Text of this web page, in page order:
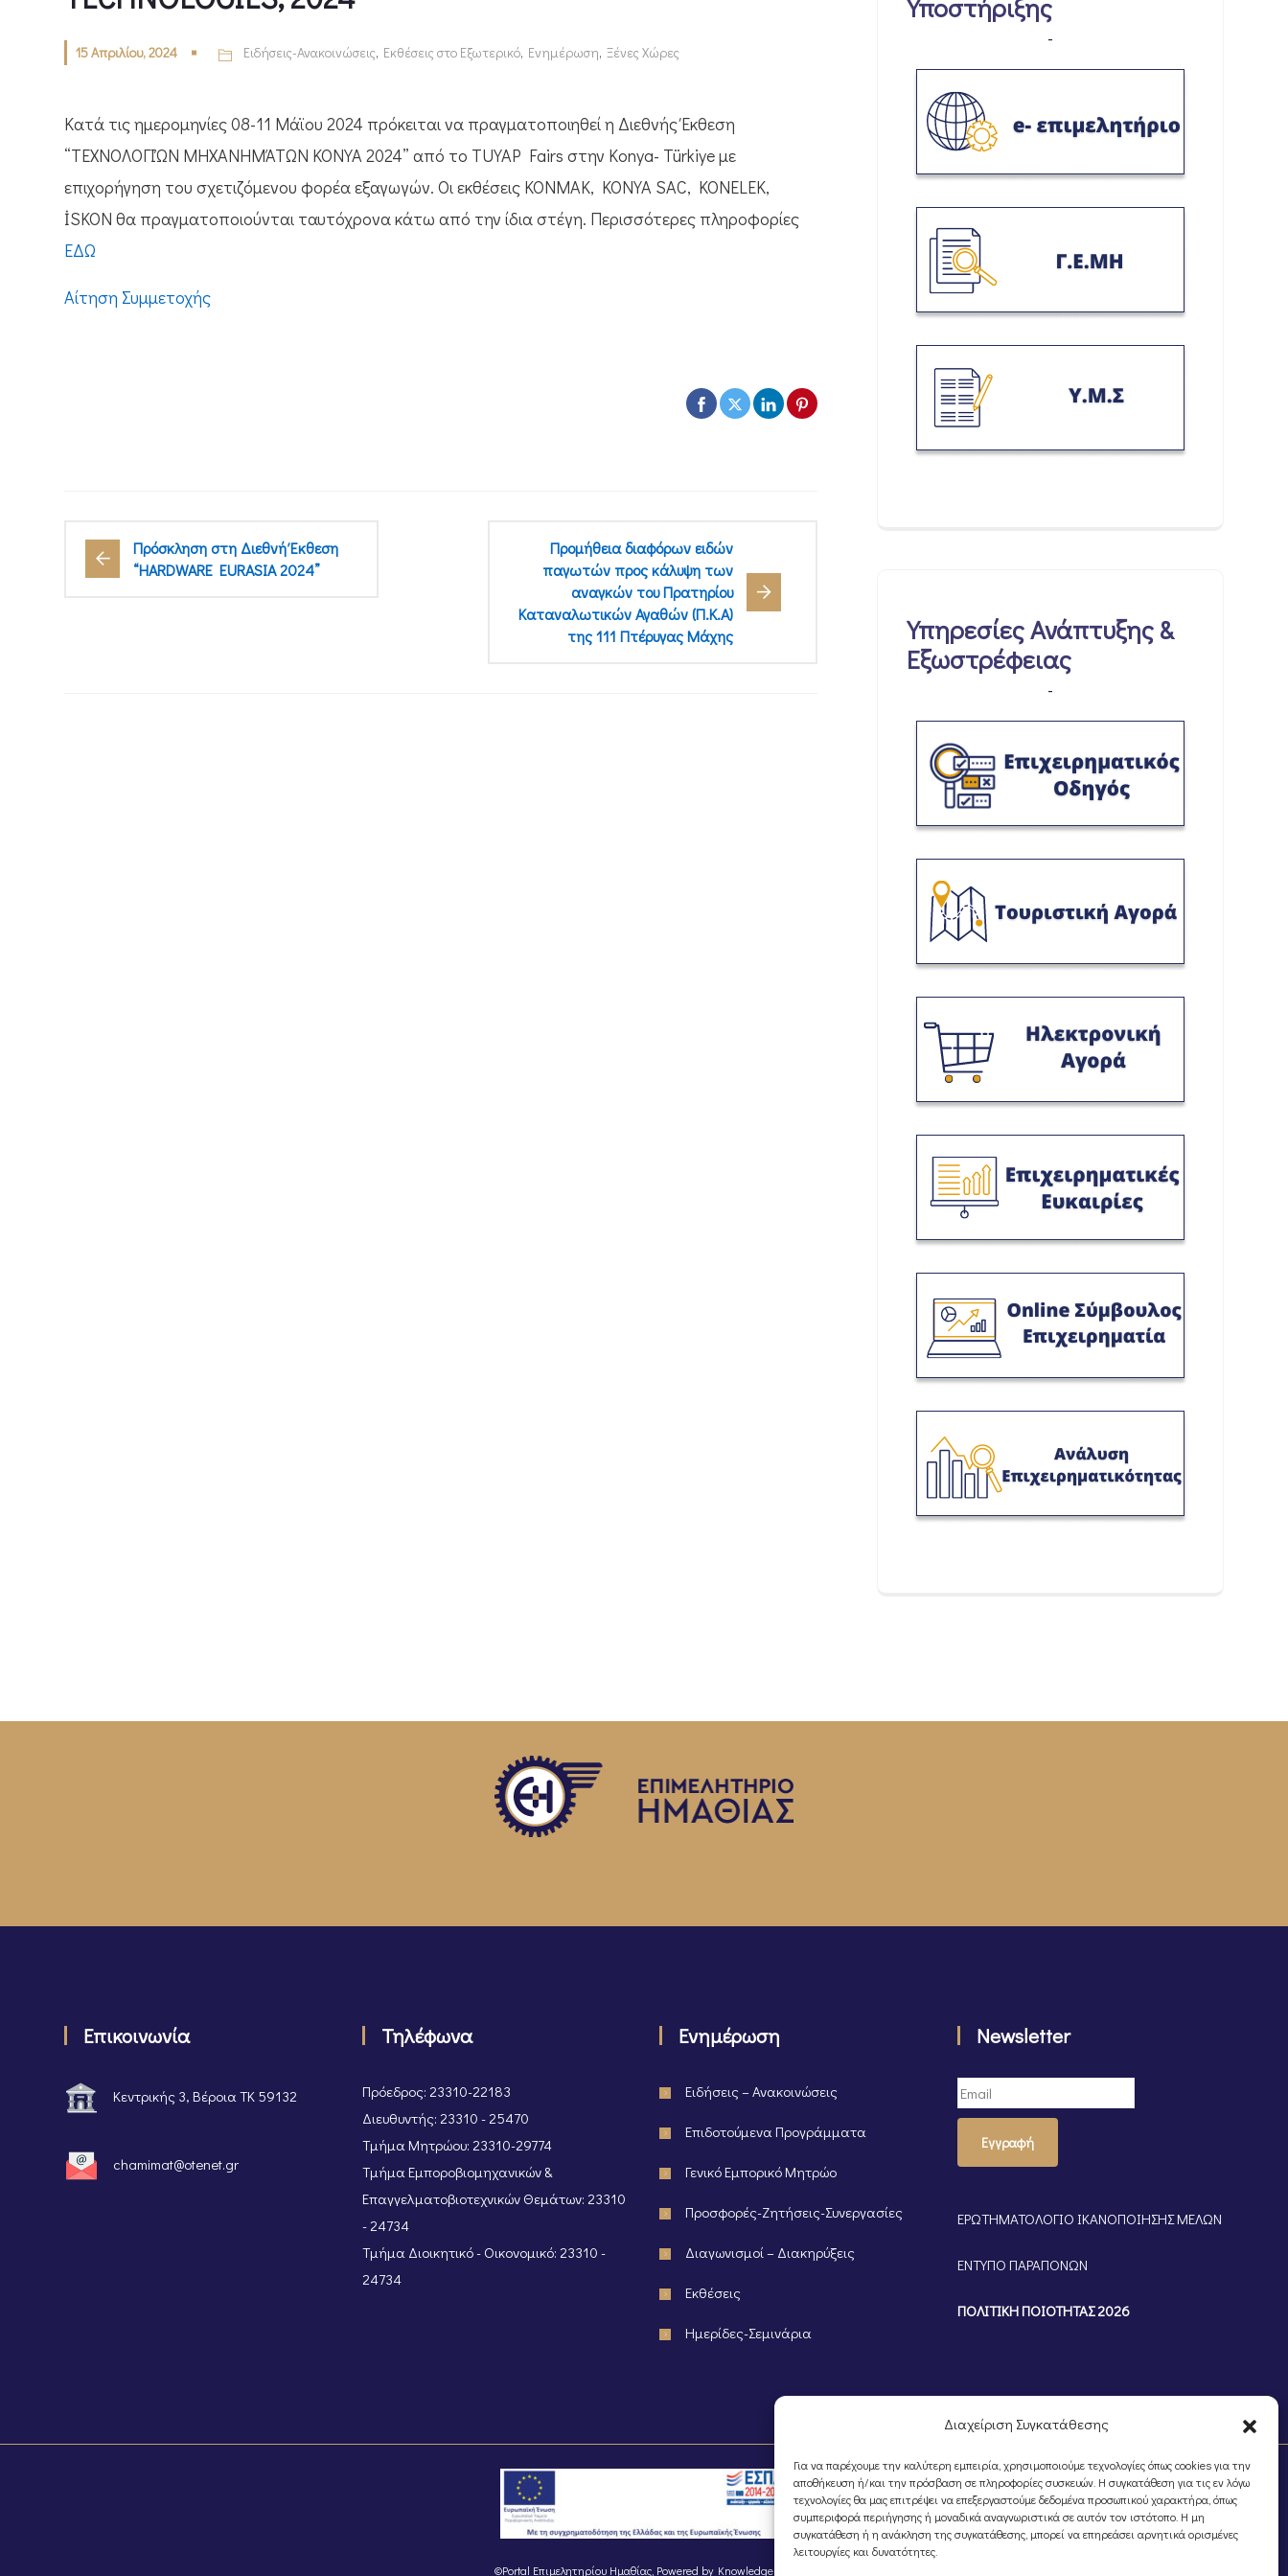
Διαχείριση Συγκατάθεσης
Για να παρέχουμε την καλύτερη εμπειρία, χρησιμοποιούμε τεχνολογίες όπως cookies για την
αποθήκευση ή/και την πρόσβαση σε πληροφορίες συσκευών. Η συγκατάθεση για τις εν λόγω
τεχνολογίες θα μας επιτρέψει να επεξεργαστούμε δεδομένα προσωπικού χαρακτήρα, όπως
συμπεριφορά περιήγησης ή μοναδικά αναγνωριστικά σε αυτόν τον ιστότοπο. Η μη
συγκατάθεση ή η ανάκληση της συγκατάθεσης, μπορεί να επηρεάσει αρνητικά ορισμένες
λειτουργίες και δυνατότητες.
15 Απριλίου, 2024 Ειδήσεις-Ανακοινώσεις, Εκθέσεις στο Εξωτερικό, Ενημέρωση, Ξένες Χώρες
Κατά τις ημερομηνίες 08-11 Μάϊου 2024 πρόκειται να πραγματοποιηθεί η Διεθνής Έκθεση
“ΤΕΧΝΟΛΟΓΙΏΝ ΜΗΧΑΝΗΜΆΤΩΝ KONYA 2024” από το TUYAP Fairs στην Konya- Türkiye με
επιχορήγηση του σχετιζόμενου φορέα εξαγωγών. Οι εκθέσεις KONMAK, KONYA SAC, KONELEK,
İSKON θα πραγματοποιούνται ταυτόχρονα κάτω από την ίδια στέγη. Περισσότερες πληροφορίες
ΕΔΩ
Αίτηση Συμμετοχής
Πρόσκληση στη Διεθνή Έκθεση
“HARDWARE EURASIA 2024”
Προμήθεια διαφόρων ειδών
παγωτών προς κάλυψη των
αναγκών του Πρατηρίου
Καταναλωτικών Αγαθών (Π.Κ.Α)
της 111 Πτέρυγας Μάχης
Υποστήριξης
-
Υπηρεσίες Ανάπτυξης &
Εξωστρέφειας
-
Επικοινωνία
Κεντρικής 3, Βέροια ΤΚ 59132
chamimat@otenet.gr
Τηλέφωνα
Πρόεδρος: 23310-22183
Διευθυντής: 23310 - 25470
Τμήμα Μητρώου: 23310-29774
Τμήμα Εμποροβιομηχανικών &
Επαγγελματοβιοτεχνικών Θεμάτων: 23310
- 24734
Τμήμα Διοικητικό - Οικονομικό: 23310 -
24734
Ενημέρωση
Ειδήσεις – Ανακοινώσεις
Επιδοτούμενα Προγράμματα
Γενικό Εμπορικό Μητρώο
Προσφορές-Ζητήσεις-Συνεργασίες
Διαγωνισμοί – Διακηρύξεις
Εκθέσεις
Ημερίδες-Σεμινάρια
Newsletter
Εγγραφή
ΕΡΩΤΗΜΑΤΟΛΟΓΙΟ ΙΚΑΝΟΠΟΙΗΣΗΣ ΜΕΛΩΝ
ΕΝΤΥΠΟ ΠΑΡΑΠΟΝΩΝ
ΠΟΛΙΤΙΚΗ ΠΟΙΟΤΗΤΑΣ 2026
©Portal Επιμελητηρίου Ημαθίας, Powered by Knowledge A.E.